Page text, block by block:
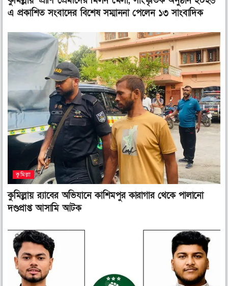
এ প্রকাশিত সংবাদের বিশেষ সম্মাননা পেলেন ১৩ সাংবাদিক
কুমিল্লা
কুমিল্লায় র‌্যাবের অভিযানে কাশিমপুর কারাগার থেকে পালানো
দণ্ডপ্রাপ্ত আসামি আটক